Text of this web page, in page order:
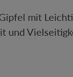
mit
und